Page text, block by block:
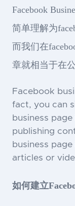
Facebook
简单理解为
而我们在
章就相当于在
Facebook
fact, you can
business
publishing
business
articles or
如何建立